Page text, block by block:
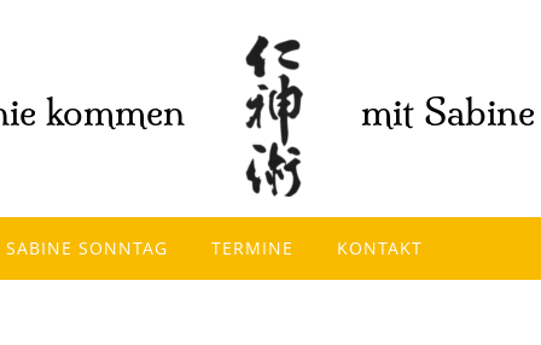
SABINE SONNTAG TERMINE KONTAKT